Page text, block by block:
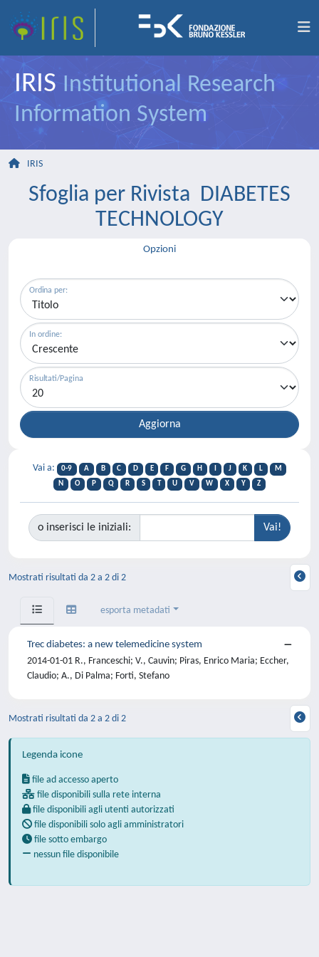
IRIS Institutional Research
Information System
IRIS
Sfoglia per Rivista DIABETES
TECHNOLOGY
Opzioni
Ordina per:
In ordine:
Risultati/Pagina
Vai a: 0-9 A B C D E F G H J K L
M
N
O P Q R S T U V W X Y Z
o inserisci le iniziali:
Mostrati risultati da 2 a 2 di 2
esporta metadati
Trec diabetes: a new telemedicine system
2014-01-01 R., Franceschi; V., Cauvin; Piras, Enrico Maria; Eccher,
Claudio; A., Di Palma; Forti, Stefano
Mostrati risultati da 2 a 2 di 2
Legenda icone
file ad accesso aperto
file disponibili sulla rete interna
file disponibili agli utenti autorizzati
file disponibili solo agli amministratori
file sotto embargo
nessun file disponibile